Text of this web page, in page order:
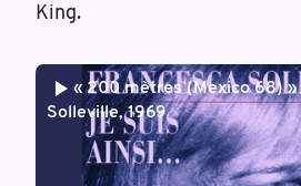
King.
« 200 mètres (Mexico 68) »
Solleville, 1969